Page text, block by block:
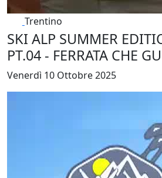
Trentino
SKI ALP SUMMER
PT.04 - FERRATA CHE
Venerdì 10 Ottobre 2025